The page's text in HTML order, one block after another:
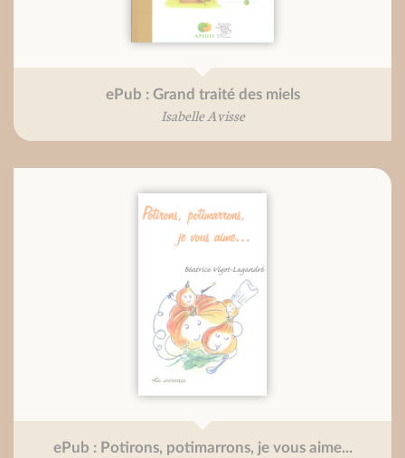
ePub : Grand traité des miels
Isabelle Avisse
ePub : Potirons, potimarrons, je vous aime...